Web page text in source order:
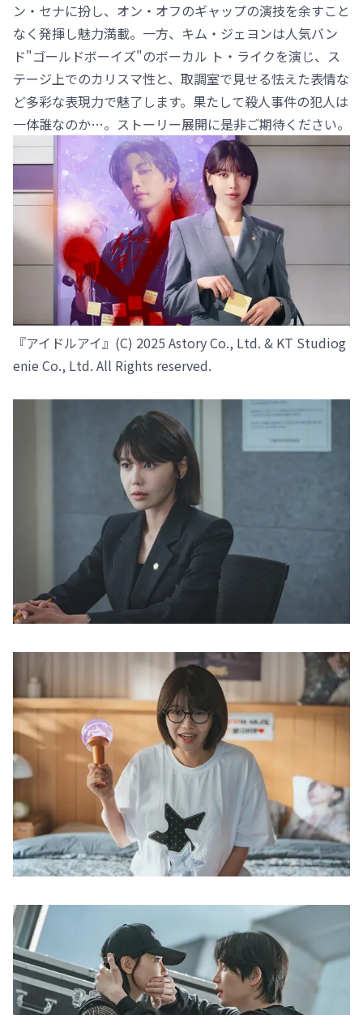
ン・セナに扮し、オン・オフのギャップの演技を余すこと
なく発揮し魅力満載。一方、キム・ジェヨンは人気バン
ド"ゴールドボーイズ"のボーカル ト・ライクを演じ、ス
テージ上でのカリスマ性と、取調室で見せる怯えた表情な
ど多彩な表現力で魅了します。果たして殺人事件の犯人は
一体誰なのか…。ストーリー展開に是非ご期待ください。
『アイドルアイ』(C) 2025 Astory Co., Ltd. & KT Studiog
enie Co., Ltd. All Rights reserved.